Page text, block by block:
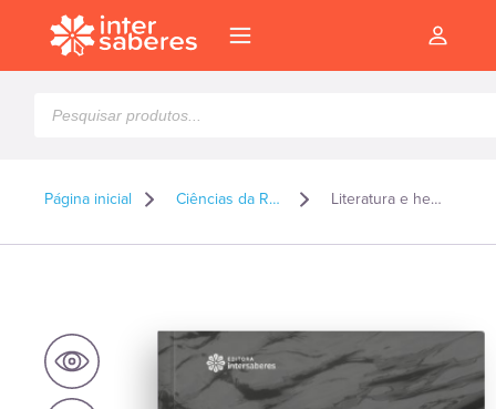
produtos
Página inicial Ciências da Religião* Literatura e hermenêutica do Novo Testamento